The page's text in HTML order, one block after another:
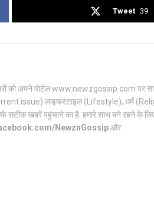
Tweet 39
को अपने पोर्टल www.newzgossip.com पर
issue) लाइफस्टाइल (Lifestyle), धर्म
सटीक खबरें पहुंचाने का है. हमारे साथ बने रहने के
NewznGossipऔर